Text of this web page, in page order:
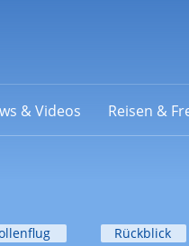
& Videos Reisen &
Rückblick